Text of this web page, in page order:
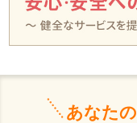
あなたの